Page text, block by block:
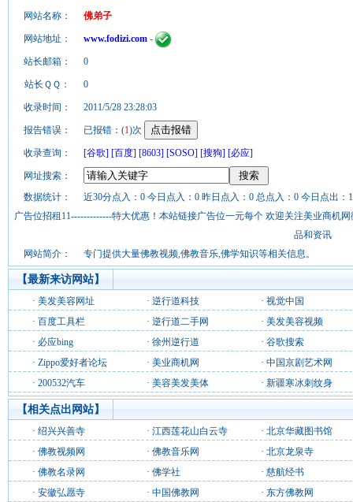
网站名称：
佛弟子
网站地址： www.fodizi.com -
站长邮箱： 0
站长ＱＱ： 0
收录时间： 2011/5/28 23:28:03
报告错误： 已报错：(1)次
收录查询： [谷歌] [百度] [8603] [SOSO] [搜狗] [必应]
网址搜索：
数据统计：
近30分点入：0 今日点入：0 昨日点入：0 总点入：0 今日点出：
广告位招租11-------------特大优惠！本站链接广告位一元每个 欢迎关注美业商机
品和资讯
网站简介：
专门提供大量佛教视频,佛教音乐,佛学知识等相关信息。
【最新来访网站】
· 美发美容网址 · 逆行道科技 · 视觉中国
· 百度工具栏 · 逆行道二手网 · 美发美容视频
· 必应bing · 徐州逆行道 · 谷歌搜索
· Zippo爱好者论坛 · 美业商机网 · 中国京剧艺术网
· 200532汽车 · 美容美发美体 · 新疆寒冰刺纹身
【相关点出网站】
· 绍兴兴善寺 · 江西莲花山白云寺 · 北京华藏图书馆
· 佛教视频网 · 佛教音乐网 · 北京龙泉寺
· 佛教名录网 · 佛学社 · 慈航经书
· 安徽弘愿寺 · 中国佛教网 · 东方佛教网